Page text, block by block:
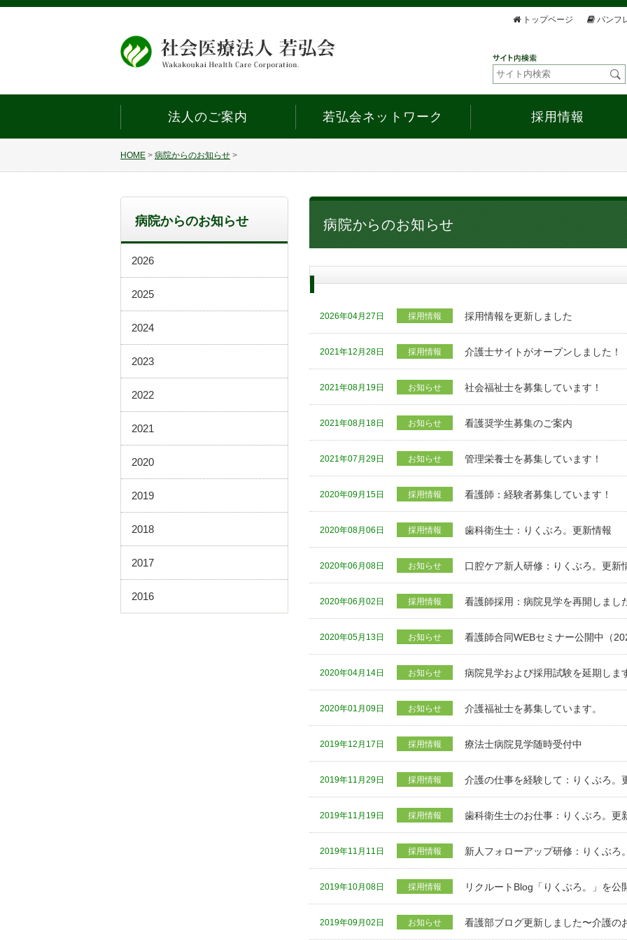
トップページ パンフ
法人のご案内 若弘会ネットワーク 採用情報
HOME > 病院からのお知らせ >
病院からのお知らせ
2026年04月27日 採用情報 採用情報を更新しました
2021年12月28日 採用情報 介護士サイトがオープンしました！
2021年08月19日 お知らせ 社会福祉士を募集しています！
2021年08月18日 お知らせ 看護奨学生募集のご案内
2021年07月29日 お知らせ 管理栄養士を募集しています！
2020年09月15日 採用情報 看護師：経験者募集しています！
2020年08月06日 採用情報 歯科衛生士：りくぶろ。更新情報
2020年06月08日 お知らせ 口腔ケア新人研修：りくぶろ。更新
2020年06月02日 採用情報 看護師採用：病院見学を再開しまし
2020年05月13日 お知らせ 看護師合同WEBセミナー公開中（
2020年04月14日 お知らせ 病院見学および採用試験を延期しま
2020年01月09日 お知らせ 介護福祉士を募集しています。
2019年12月17日 採用情報 療法士病院見学随時受付中
2019年11月29日 採用情報 介護の仕事を経験して：りくぶろ。
2019年11月19日 採用情報 歯科衛生士のお仕事：りくぶろ。更
2019年11月11日 採用情報 新人フォローアップ研修：りくぶろ
2019年10月08日 採用情報 リクルートBlog「りくぶろ。」を公
2019年09月02日 お知らせ 看護部ブログ更新しました〜介護の
病院からのお知らせ
2026
2025
2024
2023
2022
2021
2020
2019
2018
2017
2016